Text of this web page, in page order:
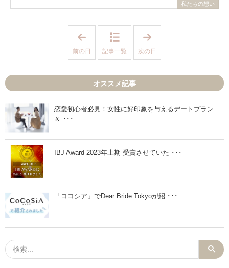
私たちの想い
6
2
月
1
日
」
前の日 記事一覧
6
2
2
日
」
次の日
オススメ記事
恋愛初心者必見！女性に好印象を与えるデートプラン
＆ ･･･
IBJ Award 2023年上期 受賞させていた ･･･
「ココシア」でDear Bride Tokyoが紹 ･･･